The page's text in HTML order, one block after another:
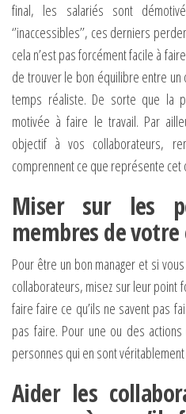
final, les salariés sont
‘’inaccessibles’’, ces derniers
cela n’est pas forcément facile à
de trouver le bon équilibre entre
temps réaliste. De sorte que la
motivée à faire le travail. Par
objectif à vos collaborateurs,
comprennent ce que représente
Miser sur les
membres de votre
Pour être un bon manager et si
collaborateurs, misez sur leur point
faire faire ce qu’ils ne savent pas
pas faire. Pour une ou des
personnes qui en sont
Aider les